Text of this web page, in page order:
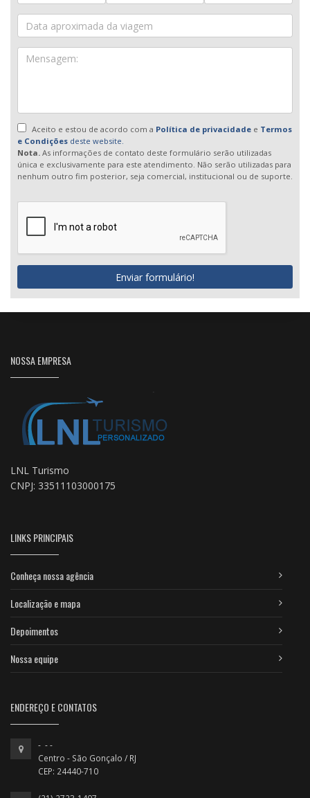
Aceito e estou de acordo com a Política de privacidadee Termos
e Condições deste website.
Nota. As informações de contato deste formulário serão utilizadas
única e exclusivamente para este atendimento. Não serão utilizadas para
nenhum outro fim posterior, seja comercial, institucional ou de suporte.
Enviar formulário!
NOSSA EMPRESA
LNL Turismo
CNPJ: 33511103000175
LINKS PRINCIPAIS
Conheça nossa agência
Localização e mapa
Depoimentos
Nossa equipe
ENDEREÇO E CONTATOS
- - -
Centro - São Gonçalo / RJ
CEP: 24440-710